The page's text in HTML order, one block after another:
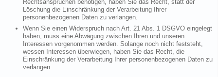
Rechtsansprüchen benötigen, haben Sie das Recht, statt der
Löschung die Einschränkung der Verarbeitung Ihrer
personenbezogenen Daten zu verlangen.
Wenn Sie einen Widerspruch nach Art. 21 Abs. 1 DSGVO eingelegt
haben, muss eine Abwägung zwischen Ihren und unseren
Interessen vorgenommen werden. Solange noch nicht feststeht,
wessen Interessen überwiegen, haben Sie das Recht, die
Einschränkung der Verarbeitung Ihrer personenbezogenen Daten zu
verlangen.